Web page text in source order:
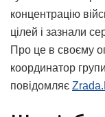
концентрацію
цілей і зазнали
Про це в своєму
координатор
повідомляє